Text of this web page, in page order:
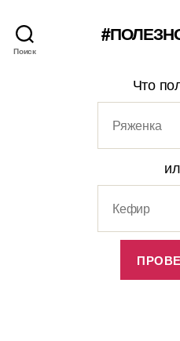
Поиск
Что